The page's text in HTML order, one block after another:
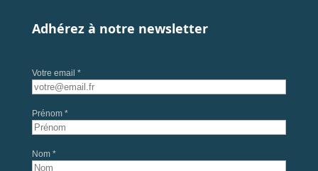
Adhérez à notre newsletter
Votre email *
Prénom *
Nom *